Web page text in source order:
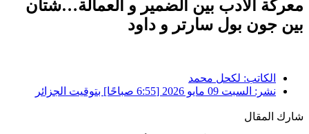
معركة الأدب بين الضمير و العمالة…شتان
بين جون بول سارتر و داود
الكاتب: لكحل محمد
نشر: السبت 09 مايو 2026 [6:55 صباحًا] بتوقيت الجزائر
شارك المقال